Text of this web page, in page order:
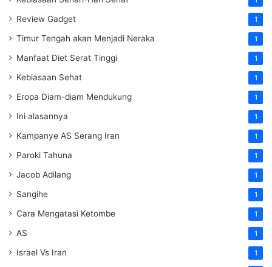
Review Gadget 1
Timur Tengah akan Menjadi Neraka 1
Manfaat Diet Serat Tinggi 1
Kebiasaan Sehat 1
Eropa Diam-diam Mendukung 1
Ini alasannya 1
Kampanye AS Serang Iran 1
Paroki Tahuna 1
Jacob Adilang 1
Sangihe 1
Cara Mengatasi Ketombe 1
AS 1
Israel Vs Iran 1